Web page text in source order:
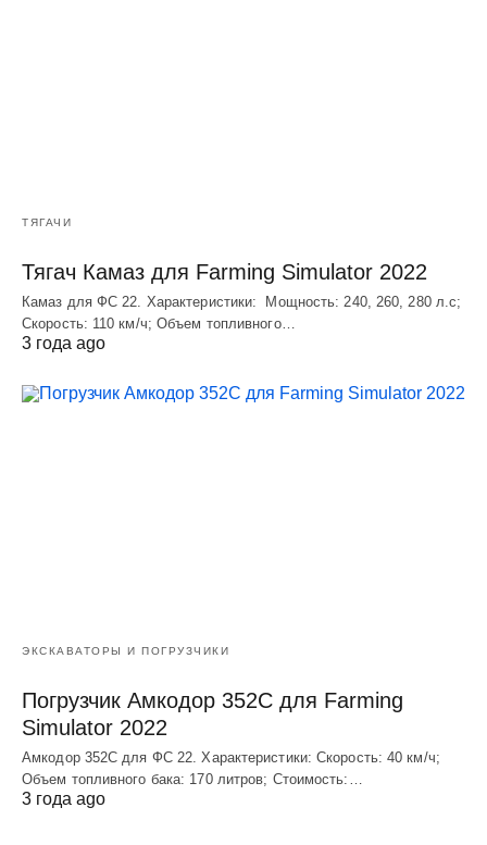
ТЯГАЧИ
Тягач Камаз для Farming Simulator 2022
Камаз для ФС 22. Характеристики: Мощность: 240, 260, 280 л.с;
Скорость: 110 км/ч; Объем топливного…
3 года ago
ЭКСКАВАТОРЫ И ПОГРУЗЧИКИ
Погрузчик Амкодор 352С для Farming
Simulator 2022
Амкодор 352С для ФС 22. Характеристики: Скорость: 40 км/ч;
Объем топливного бака: 170 литров; Стоимость:…
3 года ago